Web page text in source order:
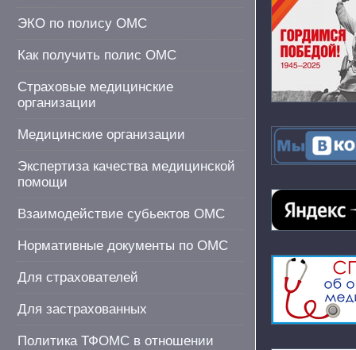
ЭКО по полису ОМС
Как получить полис ОМС
Страховые медицинские
организации
Медицинские организации
Экспертиза качества медицинской
помощи
Взаимодействие субьектов ОМС
Нормативные документы по ОМС
Для страхователей
Для застрахованных
Политика ТФОМС в отношении